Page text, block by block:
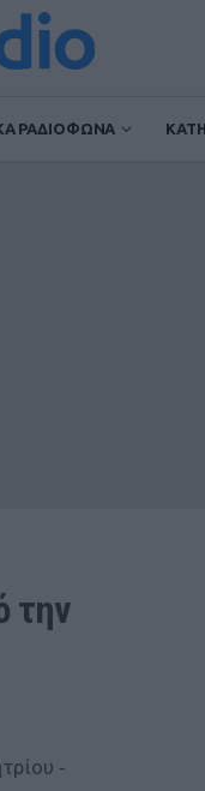
ΡΑΔΙΟΦΩΝΑ
την